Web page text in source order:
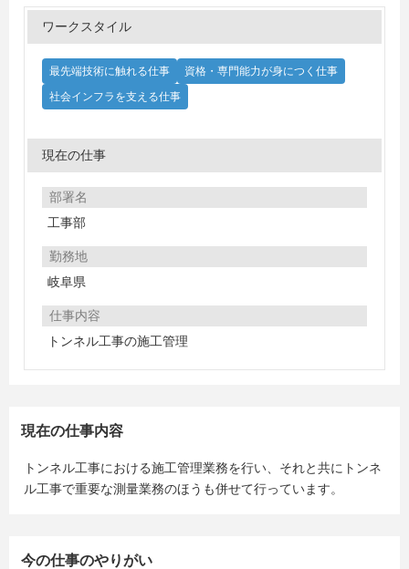
ワークスタイル
最先端技術に触れる仕事
資格・専門能力が身につく仕事
社会インフラを支える仕事
現在の仕事
部署名
工事部
勤務地
岐阜県
仕事内容
トンネル工事の施工管理
現在の仕事内容
トンネル工事における施工管理業務を行い、それと共にトンネ
ル工事で重要な測量業務のほうも併せて行っています。
今の仕事のやりがい